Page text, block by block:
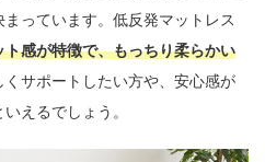
まっています。低反発マットレス
感が特徴で、もっちり柔らかい
くサポートしたい方や、安心感が
えるでしょう。